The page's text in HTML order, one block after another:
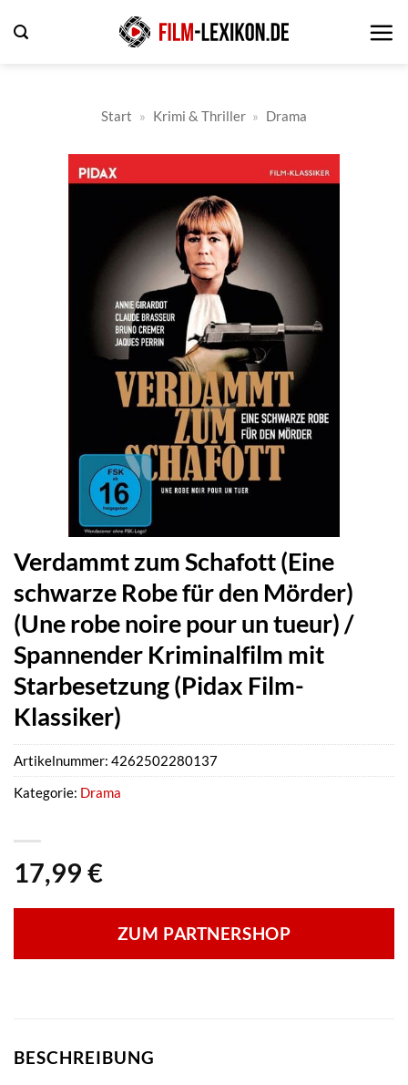
Inhalt
Start » Krimi & Thriller » Drama
Verdammt zum Schafott (Eine
schwarze Robe für den Mörder)
(Une robe noire pour un tueur) /
Spannender Kriminalfilm mit
Starbesetzung (Pidax Film-
Klassiker)
17,99 €
ZUM PARTNERSHOP
Artikelnummer: 4262502280137
Kategorie: Drama
BESCHREIBUNG